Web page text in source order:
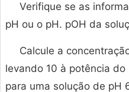
Verifique se as
pH ou o pH. pOH da
Calcule a
levando 10 à potência
para uma solução de pH